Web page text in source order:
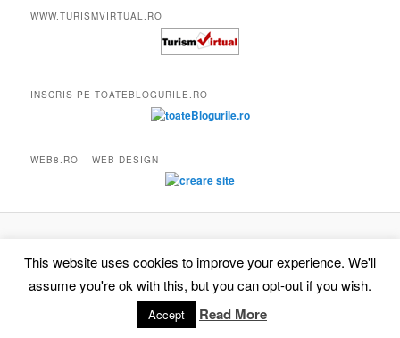
WWW.TURISMVIRTUAL.RO
INSCRIS PE TOATEBLOGURILE.RO
WEB8.RO – WEB DESIGN
This website uses cookies to improve your experience. We'll
assume you're ok with this, but you can opt-out if you wish.
Accept Read More